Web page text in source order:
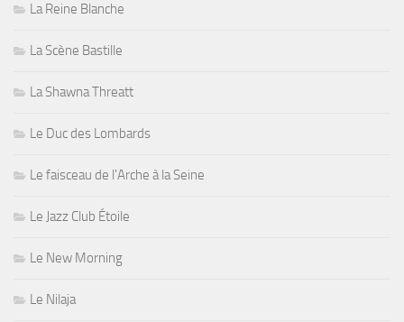
La Reine Blanche
La Scène Bastille
La Shawna Threatt
Le Duc des Lombards
Le faisceau de l'Arche à la Seine
Le Jazz Club Étoile
Le New Morning
Le Nilaja